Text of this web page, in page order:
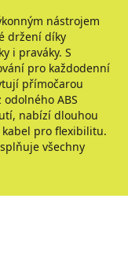
nástrojem
držení díky
i praváky. S
pro každodenní
přímočarou
ABS
nabízí dlouhou
pro flexibilitu.
všechny